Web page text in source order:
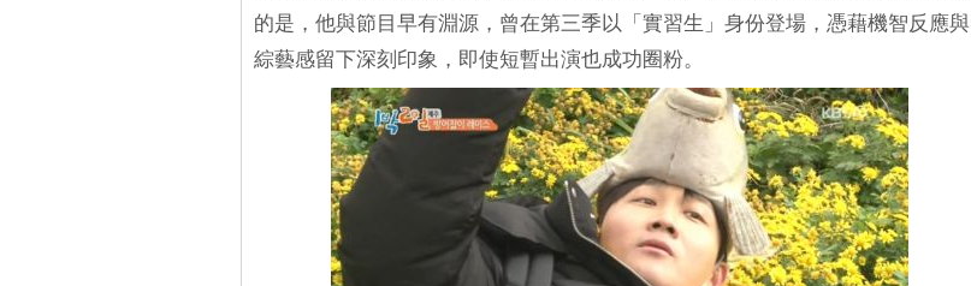
的是，他與節目早有淵源，曾在第三季以「實習生」身份登場，憑藉機智反應與
綜藝感留下深刻印象，即使短暫出演也成功圈粉。